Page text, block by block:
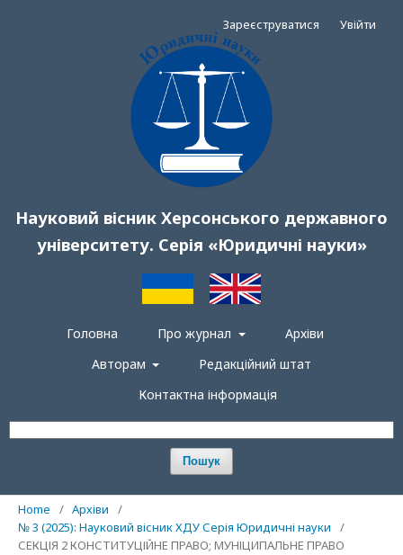
Науковий вісник Херсонського державного
університету. Серія «Юридичні науки»
Головна Про журнал
Архіви
Авторам
Редакційний штат
Контактна інформація
Пошук
Зареєструватися Увійти
Home / Архіви
/
№ 3 (2025): Науковий вісник ХДУ Серія Юридичні науки
/
СЕКЦІЯ 2 КОНСТИТУЦІЙНЕ ПРАВО; МУНІЦИПАЛЬНЕ ПРАВО